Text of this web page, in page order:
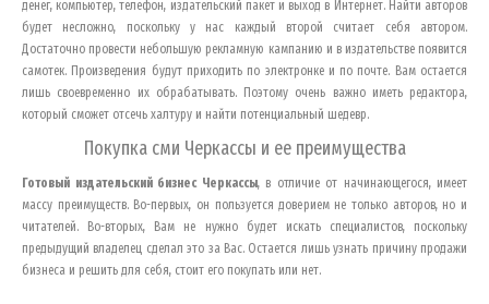
денег, компьютер, телефон, издательский пакет и выход в Интернет. Найти авторов
будет несложно, поскольку у нас каждый второй считает себя автором.
Достаточно провести небольшую рекламную кампанию и в издательстве появится
самотек. Произведения будут приходить по электронке и по почте. Вам остается
лишь своевременно их обрабатывать. Поэтому очень важно иметь редактора,
который сможет отсечь халтуру и найти потенциальный шедевр.
Покупка сми Черкассы и ее преимущества
Готовый издательский бизнес Черкассы, в отличие от начинающегося, имеет
массу преимуществ. Во-первых, он пользуется доверием не только авторов, но и
читателей. Во-вторых, Вам не нужно будет искать специалистов, поскольку
предыдущий владелец сделал это за Вас. Остается лишь узнать причину продажи
бизнеса и решить для себя, стоит его покупать или нет.